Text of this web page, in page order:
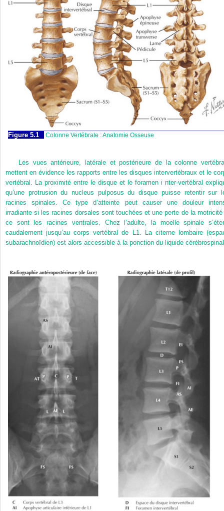
Figure 5.1 Colonne Vertébrale : Anatomie Osseuse
Les vues antérieure, latérale et postérieure de la colonne
mettent en évidence les rapports entre les disques intervertébraux et le
vertébral. La proximité entre le disque et le foramen i nter-vertébral
qu’une protrusion du nucleus pulposus du disque puisse retentir sur
racines spinales. Ce type d’atteinte peut causer une douleur
irradiante si les racines dorsales sont touchées et une perte de la
ce sont les racines ventrales. Chez l’adulte, la moelle spinale
caudalement jusqu’au corps vertébral de L1. La citerne lombaire
subarachnoïdien) est alors accessible à la ponction du liquide